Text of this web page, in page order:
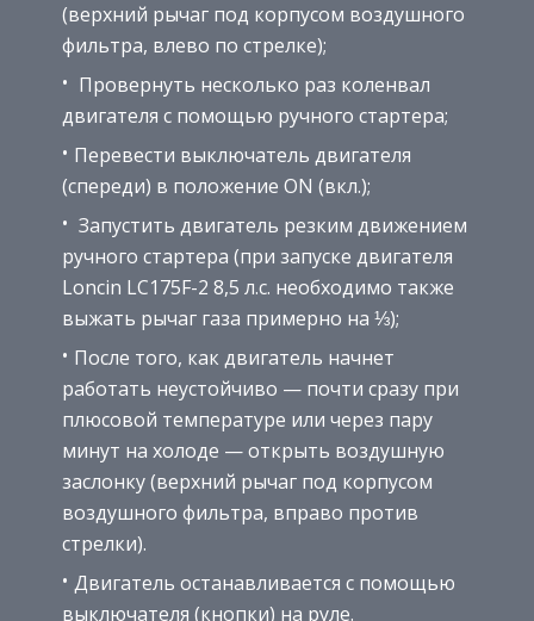
(верхний рычаг под корпусом воздушного
фильтра, влево по стрелке);
Провернуть несколько раз коленвал
двигателя с помощью ручного стартера;
Перевести выключатель двигателя
(спереди) в положение ON (вкл.);
Запустить двигатель резким движением
ручного стартера (при запуске двигателя
Loncin LC175F-2 8,5 л.с. необходимо также
выжать рычаг газа примерно на ⅓);
После того, как двигатель начнет
работать неустойчиво — почти сразу при
плюсовой температуре или через пару
минут на холоде — открыть воздушную
заслонку (верхний рычаг под корпусом
воздушного фильтра, вправо против
стрелки).
Двигатель останавливается с помощью
выключателя (кнопки) на руле.